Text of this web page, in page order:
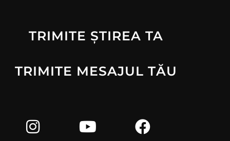
TRIMITE ȘTIREA TA
TRIMITE MESAJUL TĂU